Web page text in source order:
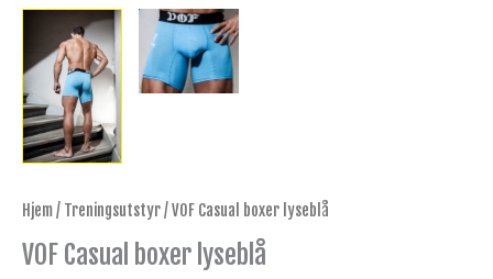
Hjem/ Treningsutstyr/ VOF Casual boxer lyseblå
VOF Casual boxer lyseblå